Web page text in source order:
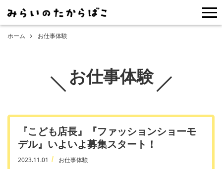
ホーム お仕事体験
お仕事体験
『こども店長』『ファッションショーモ
デル』いよいよ募集スタート！
2023.11.01 お仕事体験